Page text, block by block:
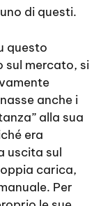
di questi.
questo
sul mercato, si
anche i
alla sua
era
uscita sul
carica,
Per